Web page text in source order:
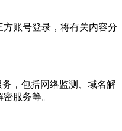
账号登录，将有关内容分
，包括网络监测、域名解
服务等。